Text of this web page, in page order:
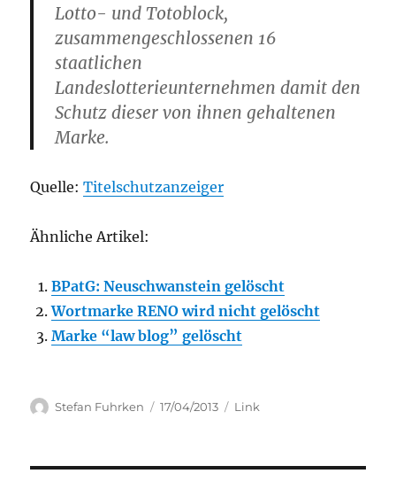
Lotto- und Totoblock,
zusammengeschlossenen 16
staatlichen
Landeslotterieunternehmen damit den
Schutz dieser von ihnen gehaltenen
Marke.
Quelle:Titelschutzanzeiger
Ähnliche Artikel:
BPatG: Neuschwanstein gelöscht
Wortmarke RENO wird nicht gelöscht
Marke “law blog” gelöscht
Author
Stefan Fuhrken
Posted
17/04/2013 Categories
Link